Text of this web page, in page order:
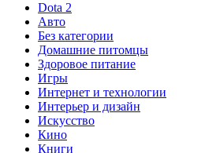
Dota 2
Авто
Без категории
Домашние питомцы
Здоровое питание
Игры
Интернет и технологии
Интерьер и дизайн
Искусство
Кино
Книги